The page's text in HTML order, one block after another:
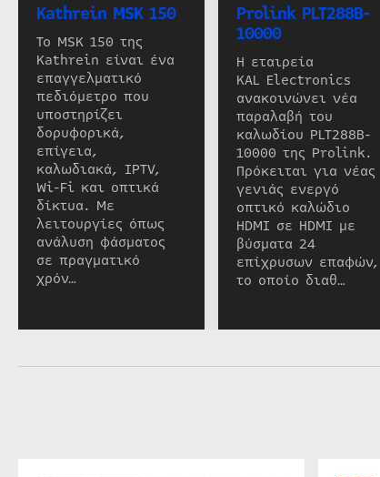
Kathrein MSK 150
Το MSK 150 της
Kathrein είναι ένα
επαγγελματικό
πεδιόμετρο που
υποστηρίζει
δορυφορικά,
επίγεια,
καλωδιακά, IPTV,
Wi-Fi και οπτικά
δίκτυα. Με
λειτουργίες όπως
ανάλυση φάσματος
σε πραγματικό
χρόν…
Prolink PLT288B-
10000
Η εταιρεία
KAL Electronics
ανακοινώνει νέα
παραλαβή του
καλωδίου PLT288B-
10000 της Prolink.
Πρόκειται για νέας
γενιάς ενεργό
οπτικό καλώδιο
HDMI σε HDMI με
βύσματα 24
επίχρυσων επαφών,
το οποίο διαθ…